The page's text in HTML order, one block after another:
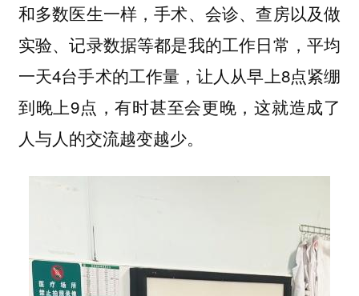
和多数医生一样，手术、会诊、查房以及做
实验、记录数据等都是我的工作日常，平均
一天4台手术的工作量，让人从早上8点紧绷
到晚上9点，有时甚至会更晚，这就造成了
人与人的交流越变越少。